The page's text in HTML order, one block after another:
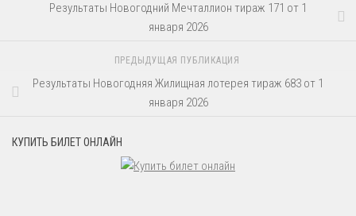
Результаты Новогодний Мечталлион тираж 171 от 1
января 2026
ПРЕДЫДУЩАЯ ПУБЛИКАЦИЯ
Результаты Новогодняя Жилищная лотерея тираж 683 от 1
января 2026
КУПИТЬ БИЛЕТ ОНЛАЙН